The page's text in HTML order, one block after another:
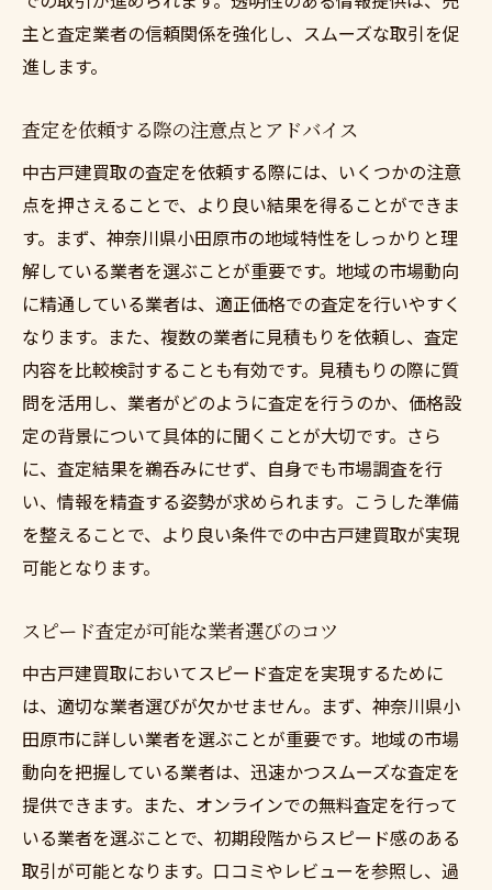
主と査定業者の信頼関係を強化し、スムーズな取引を促
進します。
査定を依頼する際の注意点とアドバイス
中古戸建買取の査定を依頼する際には、いくつかの注意
点を押さえることで、より良い結果を得ることができま
す。まず、神奈川県小田原市の地域特性をしっかりと理
解している業者を選ぶことが重要です。地域の市場動向
に精通している業者は、適正価格での査定を行いやすく
なります。また、複数の業者に見積もりを依頼し、査定
内容を比較検討することも有効です。見積もりの際に質
問を活用し、業者がどのように査定を行うのか、価格設
定の背景について具体的に聞くことが大切です。さら
に、査定結果を鵜呑みにせず、自身でも市場調査を行
い、情報を精査する姿勢が求められます。こうした準備
を整えることで、より良い条件での中古戸建買取が実現
可能となります。
スピード査定が可能な業者選びのコツ
中古戸建買取においてスピード査定を実現するために
は、適切な業者選びが欠かせません。まず、神奈川県小
田原市に詳しい業者を選ぶことが重要です。地域の市場
動向を把握している業者は、迅速かつスムーズな査定を
提供できます。また、オンラインでの無料査定を行って
いる業者を選ぶことで、初期段階からスピード感のある
取引が可能となります。口コミやレビューを参照し、過